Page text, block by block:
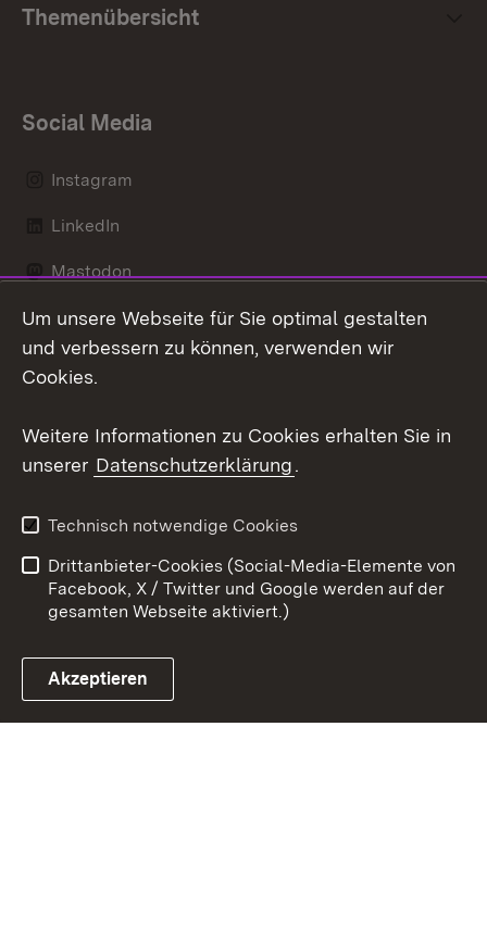
Themenübersicht
Social Media
Instagram
LinkedIn
Mastodon
Messenger
Link zum Landesportal
Kontakt
Impressum
Cookies
Um unsere Webseite für Sie optimal gestalten
und verbessern zu können, verwenden wir
Cookies.
Weitere Informationen zu Cookies erhalten Sie in
unserer Datenschutzerklärung.
Technisch notwendige Cookies
Drittanbieter-Cookies (Social-Media-Elemente von
Facebook, X / Twitter und Google werden auf der
gesamten Webseite aktiviert.)
Akzeptieren